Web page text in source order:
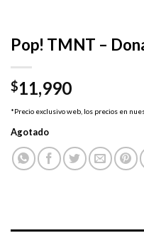
Pop! TMNT –
$11,990
*Precio exclusivo web, los precios en
Agotado